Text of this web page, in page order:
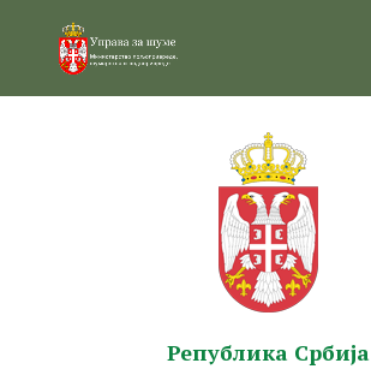
Република Србија